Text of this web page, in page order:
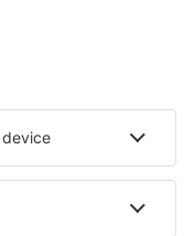
utilizatorii eSky